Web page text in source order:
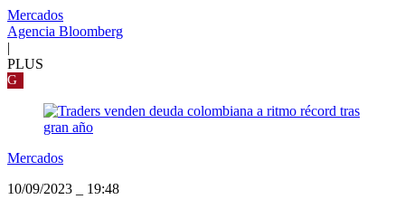
Mercados
Agencia Bloomberg
|
PLUS
G
Mercados
10/09/2023
19:48